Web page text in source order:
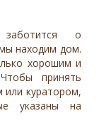
64 70 77
о
находим дом.
хорошим и
принять
или куратором,
указаны на